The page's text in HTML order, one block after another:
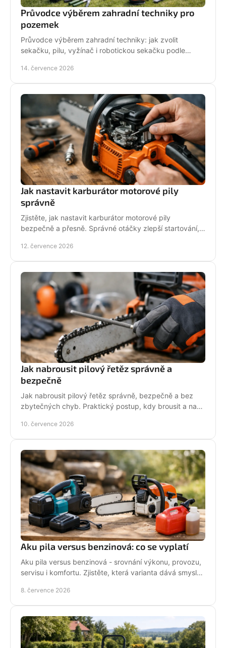
Průvodce výběrem zahradní techniky pro
pozemek
Průvodce výběrem zahradní techniky: jak zvolit
sekačku, pilu, vyžínač i robotickou sekačku podle
podpory.
14. července 2026
Jak nastavit karburátor motorové pily
správně
Zjistěte, jak nastavit karburátor motorové pily
bezpečně a přesně. Správné otáčky zlepší startování,
12. července 2026
Jak nabrousit pilový řetěz správně a
bezpečně
Jak nabrousit pilový řetěz správně, bezpečně a bez
zbytečných chyb. Praktický postup, kdy brousit a na
10. července 2026
Aku pila versus benzinová: co se vyplatí
Aku pila versus benzinová - srovnání výkonu, provozu,
servisu i komfortu. Zjistěte, která varianta dává smysl
8. července 2026